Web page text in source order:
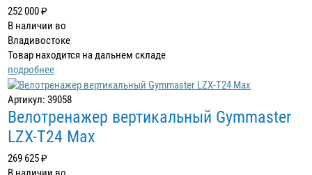
252 000 ₽
В наличии во
Владивостоке
Товар находится на дальнем складе
подробнее
Артикул: 39058
Велотренажер вертикальный Gymmaster
LZX-T24 Max
269 625 ₽